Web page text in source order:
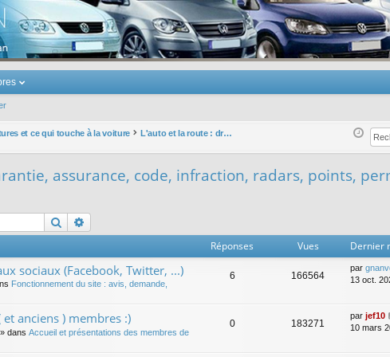
Touran
et ce qui touche à la voiture L'auto et la route : droit, garantie, assurance, code, infraction, radars, points, permis, ...
assurance, code, infraction, radars, points,
Rechercher
Réponses Vues Dernier
sociaux (Facebook, Twitter, ...)
Fonctionnement du site : avis, demande,
6 166564
par
13 oct.
anciens ) membres :)
» dans Accueil et présentations des membres de
0 183271
par jef10
10 mars